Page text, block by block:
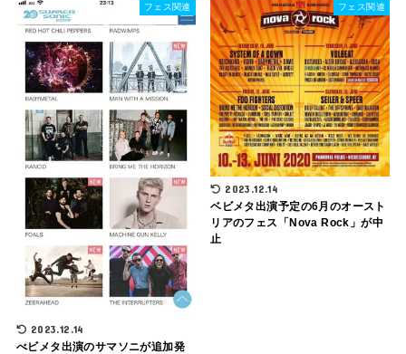
フェス関連
2023.12.14
べビメタ出演のサマソニが追加発
フェス関連
2023.12.14
ベビメタ出演予定の6月のオースト
リアのフェス「Nova Rock」が中
止